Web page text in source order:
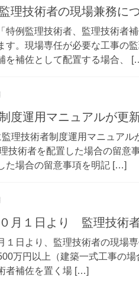
理技術者の現場兼務に
特例監理技術者、監理技術者
す。現場専任が必要な工事の
を補佐として配置する場合、
度運用マニュアルが更
理技術者制度運用マニュア
技術者を配置した場合の留
た場合の留意事項を明記 […]
月１日より 監理技術
１日より、監理技術者の現場
万円以上（建築一式工事の場
者補佐を置く場 […]